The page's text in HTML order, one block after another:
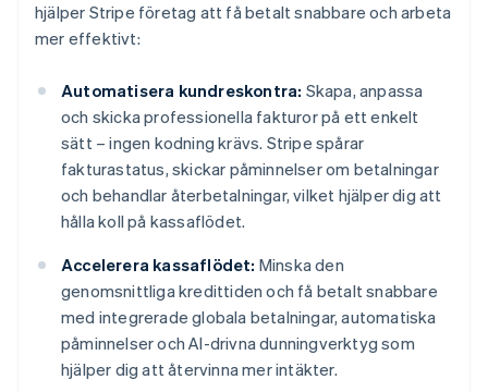
hjälper Stripe företag att få betalt snabbare och arbeta
mer effektivt:
Automatisera kundreskontra: Skapa, anpassa
och skicka professionella fakturor på ett enkelt
sätt – ingen kodning krävs. Stripe spårar
fakturastatus, skickar påminnelser om betalningar
och behandlar återbetalningar, vilket hjälper dig att
hålla koll på kassaflödet.
Accelerera kassaflödet: Minska den
genomsnittliga kredittiden och få betalt snabbare
med integrerade globala betalningar, automatiska
påminnelser och AI-drivna dunningverktyg som
hjälper dig att återvinna mer intäkter.